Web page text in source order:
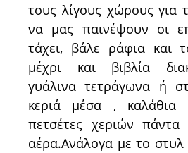
τους λίγους χώρους για
να μας παινέψουν οι
τάχει, βάλε ράφια και
μέχρι και βιβλία
γυάλινα τετράγωνα ή
κεριά μέσα , καλάθια
πετσέτες χεριών πάντα
αέρα.Ανάλογα με το στυλ